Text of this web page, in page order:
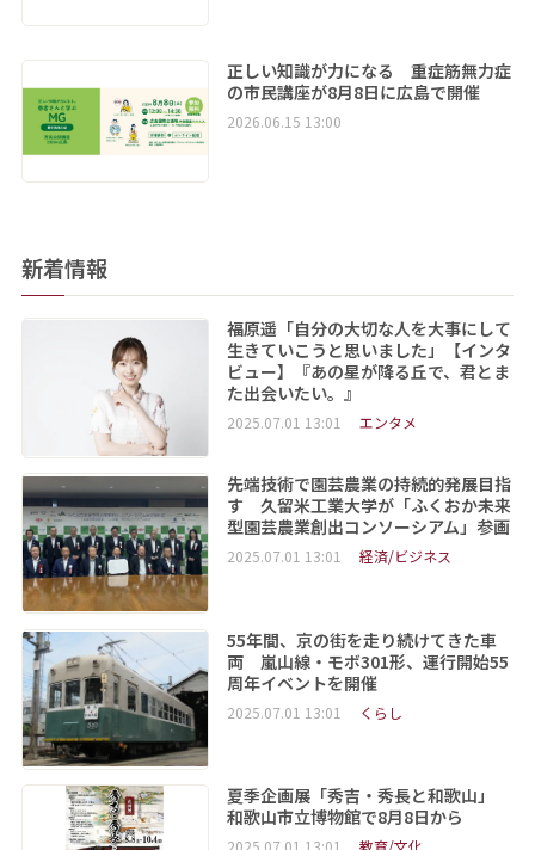
正しい知識が力になる 重症筋無力症
の市民講座が8月8日に広島で開催
2026.06.15 13:00
新着情報
福原遥「自分の大切な人を大事にして
生きていこうと思いました」【インタ
ビュー】『あの星が降る丘で、君とま
た出会いたい。』
2025.07.01 13:01 エンタメ
先端技術で園芸農業の持続的発展目指
す 久留米工業大学が「ふくおか未来
型園芸農業創出コンソーシアム」参画
2025.07.01 13:01 経済/ビジネス
55年間、京の街を走り続けてきた車
両 嵐山線・モボ301形、運行開始55
周年イベントを開催
2025.07.01 13:01 くらし
夏季企画展「秀吉・秀長と和歌山」
和歌山市立博物館で8月8日から
2025.07.01 13:01 教育/文化